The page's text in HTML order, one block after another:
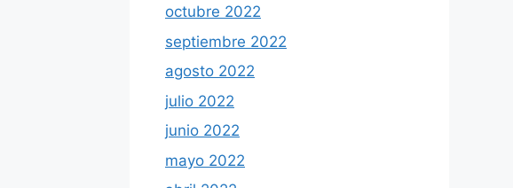
octubre 2022
septiembre 2022
agosto 2022
julio 2022
junio 2022
mayo 2022